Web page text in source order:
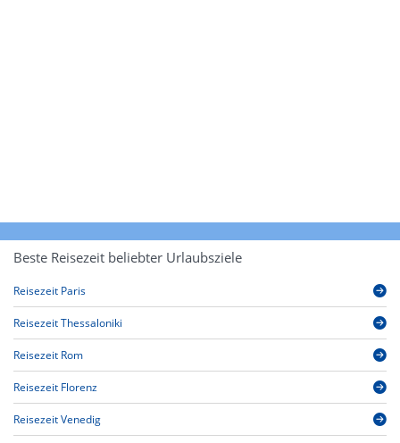
Beste Reisezeit beliebter Urlaubsziele
Reisezeit Paris
Reisezeit Thessaloniki
Reisezeit Rom
Reisezeit Florenz
Reisezeit Venedig